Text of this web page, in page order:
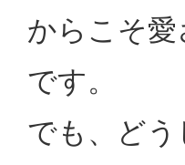
からこそ
です。
でも、ど